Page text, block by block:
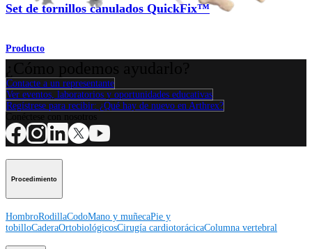
Set de tornillos canulados QuickFix™
Producto
Contacte a un representante
Ver eventos, laboratorios y oportunidades educativas
Regístrese para recibir: ¿Qué hay de nuevo en Arthrex?
Procedimiento
HombroRodillaCodoMano y muñecaPie y
tobilloCaderaOrtobiológicosCirugía cardiotorácicaColumna vertebral